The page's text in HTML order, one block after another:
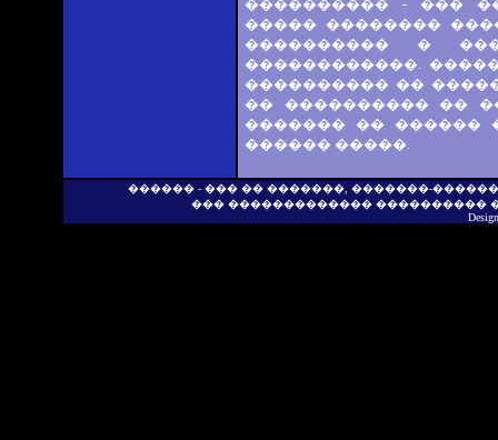
���������� - ���
����� ��������
���������� �
������������.
���������� ��
�� ���������� ��
������� �� ������
������ �����.
������ - ��� �� �������, �������-
��� ������������� ����������